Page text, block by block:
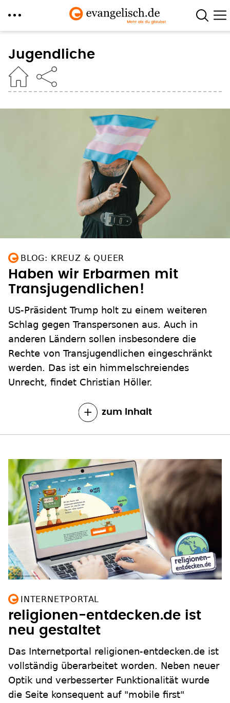
zum
Inhalt
Jugendliche
BLOG: KREUZ & QUEER
Haben wir Erbarmen mit
Transjugendlichen!
US-Präsident Trump holt zu einem weiteren
Schlag gegen Transpersonen aus. Auch in
anderen Ländern sollen insbesondere die
Rechte von Transjugendlichen eingeschränkt
werden. Das ist ein himmelschreiendes
Unrecht, findet Christian Höller.
zum Inhalt
INTERNETPORTAL
religionen-entdecken.de ist
neu gestaltet
Das Internetportal religionen-entdecken.de ist
vollständig überarbeitet worden. Neben neuer
Optik und verbesserter Funktionalität wurde
die Seite konsequent auf "mobile first"